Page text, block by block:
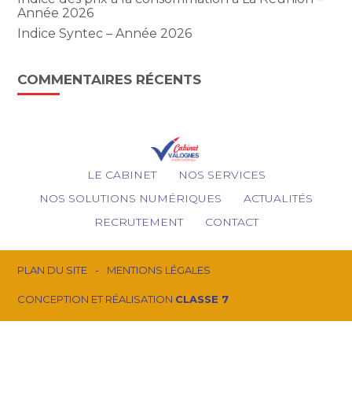
Année 2026
Indice Syntec – Année 2026
COMMENTAIRES RÉCENTS
LE CABINET
NOS SERVICES
NOS SOLUTIONS NUMÉRIQUES
ACTUALITÉS
RECRUTEMENT
CONTACT
Footer
PLAN DU SITE MENTIONS LÉGALES
CONCEPTION ET RÉALISATION CLASSE 7